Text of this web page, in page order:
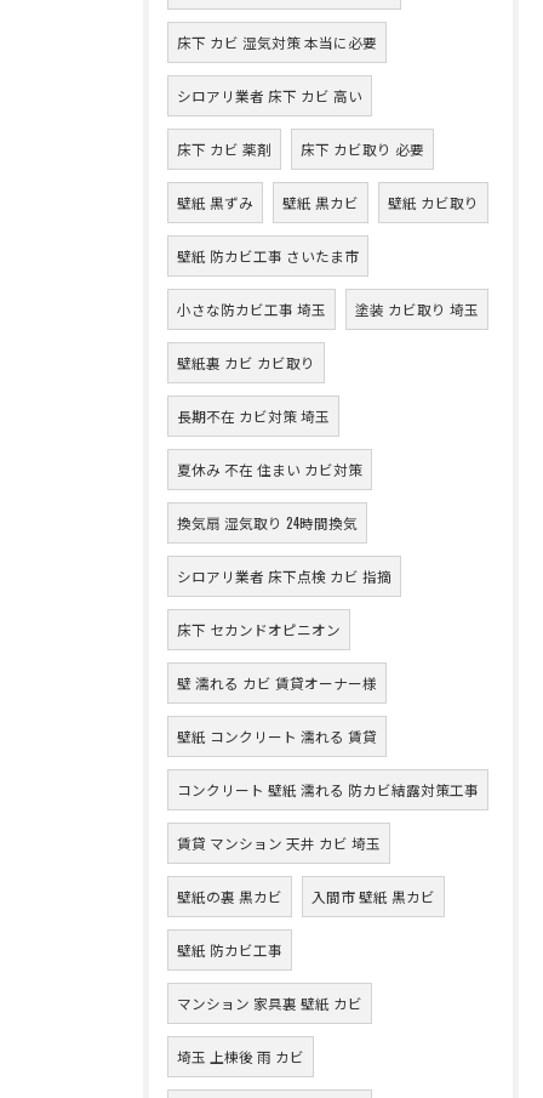
床下 カビ 湿気対策 本当に必要
シロアリ業者 床下 カビ 高い
床下 カビ 薬剤 床下 カビ取り 必要
壁紙 黒ずみ 壁紙 黒カビ 壁紙 カビ取り
壁紙 防カビ工事 さいたま市
小さな防カビ工事 埼玉 塗装 カビ取り 埼玉
壁紙裏 カビ カビ取り
長期不在 カビ対策 埼玉
夏休み 不在 住まい カビ対策
換気扇 湿気取り 24時間換気
シロアリ業者 床下点検 カビ 指摘
床下 セカンドオピニオン
壁 濡れる カビ 賃貸オーナー様
壁紙 コンクリート 濡れる 賃貸
コンクリート 壁紙 濡れる 防カビ結露対策工事
賃貸 マンション 天井 カビ 埼玉
壁紙の裏 黒カビ 入間市 壁紙 黒カビ
壁紙 防カビ工事
マンション 家具裏 壁紙 カビ
埼玉 上棟後 雨 カビ